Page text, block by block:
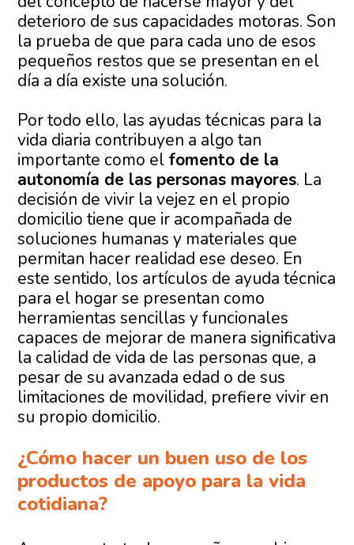
deterioro de sus capacidades motoras. Son
la prueba de que para cada uno de esos
pequeños restos que se presentan en el
día a día existe una solución.
Por todo ello, las ayudas técnicas para la
vida diaria contribuyen a algo tan
importante como el fomento de la
autonomía de las personas mayores. La
decisión de vivir la vejez en el propio
domicilio tiene que ir acompañada de
soluciones humanas y materiales que
permitan hacer realidad ese deseo. En
este sentido, los artículos de ayuda técnica
para el hogar se presentan como
herramientas sencillas y funcionales
capaces de mejorar de manera significativa
la calidad de vida de las personas que, a
pesar de su avanzada edad o de sus
limitaciones de movilidad, prefiere vivir en
su propio domicilio.
¿Cómo hacer un buen uso de los
productos de apoyo para la vida
cotidiana?